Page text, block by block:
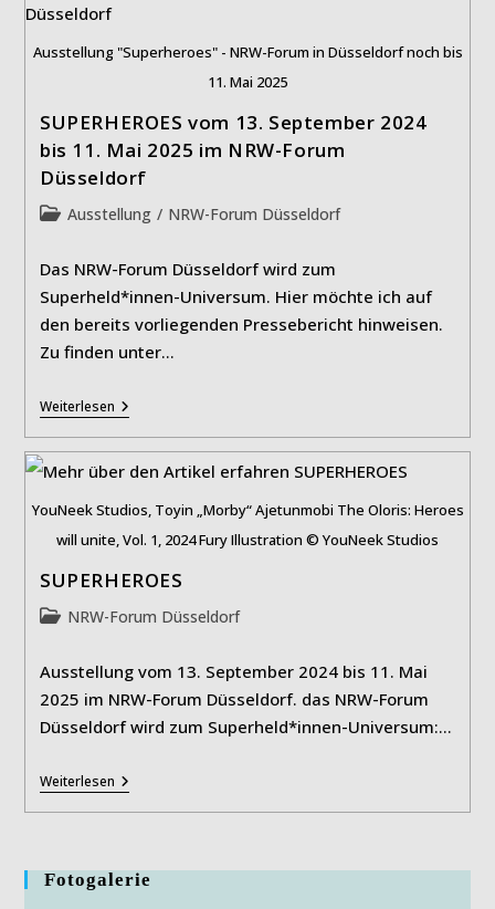
Ausstellung "Superheroes" - NRW-Forum in Düsseldorf noch bis
11. Mai 2025
SUPERHEROES vom 13. September 2024
bis 11. Mai 2025 im NRW-Forum
Düsseldorf
Beitrags-
Ausstellung / NRW-Forum Düsseldorf
Das NRW-Forum Düsseldorf wird zum
Superheld*innen-Universum. Hier möchte ich auf
den bereits vorliegenden Pressebericht hinweisen.
Zu finden unter…
WeiterlesenSUPERHEROES
Vom
13.
2024
11.
Mai
2025
NRW-
Düsseldorf
YouNeek Studios, Toyin „Morby“ Ajetunmobi The Oloris: Heroes
will unite, Vol. 1, 2024 Fury Illustration © YouNeek Studios
SUPERHEROES
Beitrags-
NRW-Forum Düsseldorf
Ausstellung vom 13. September 2024 bis 11. Mai
2025 im NRW-Forum Düsseldorf. das NRW-Forum
Düsseldorf wird zum Superheld*innen-Universum:…
WeiterlesenSUPERHEROES
Fotogalerie